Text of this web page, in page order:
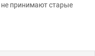
не принимают старые